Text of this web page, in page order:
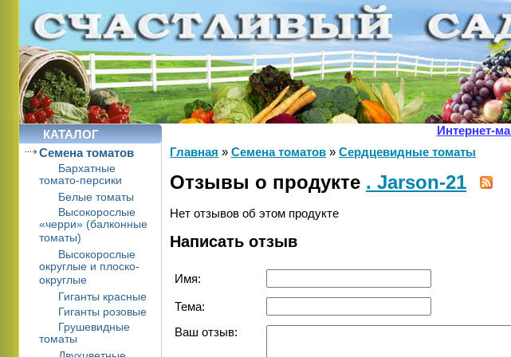
КАТАЛОГ
Cемена томатов
Бархатные
томато-персики
Белые томаты
Высокорослые
«черри» (балконные
томаты)
Высокорослые
округлые и плоско-
округлые
Гиганты красные
Гиганты розовые
Грушевидные
томаты
Интернет-
Главная » Cемена томатов » Сердцевидные томаты
Отзывы о продукте . Jarson-21
Нет отзывов об этом продукте
Написать отзыв
Имя:
Тема:
Ваш отзыв: